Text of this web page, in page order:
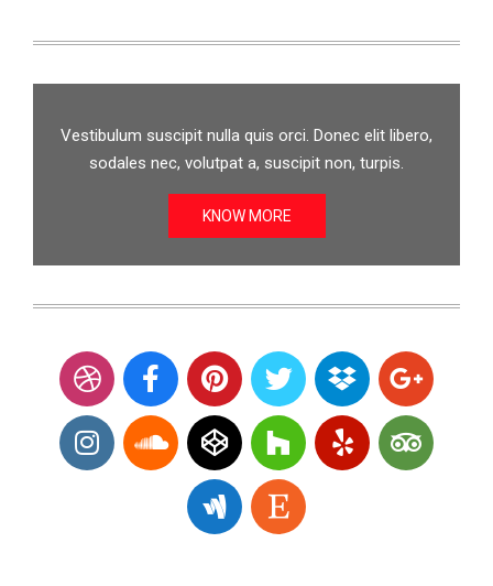
Vestibulum suscipit nulla quis orci. Donec elit libero,
sodales nec, volutpat a, suscipit non, turpis.
KNOW MORE